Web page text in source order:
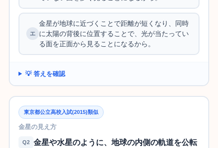
金星が地球に近づくことで距離が短くなり、同時
に太陽の背後に位置することで、光が当たってい
る面を正面から見ることになるから。
💡 答えを確認
東京都公立高校入試(2015)類似
金星の見え方
Q2
金星や水星のように、地球の内側の軌道を公転